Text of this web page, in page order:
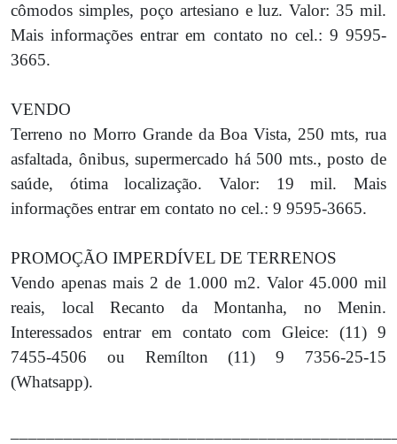
cômodos simples, poço artesiano e luz. Valor: 35 mil.
Mais informações entrar em contato no cel.: 9 9595-
3665.
VENDO
Terreno no Morro Grande da Boa Vista, 250 mts, rua
asfaltada, ônibus, supermercado há 500 mts., posto de
saúde, ótima localização. Valor: 19 mil. Mais
informações entrar em contato no cel.: 9 9595-3665.
PROMOÇÃO IMPERDÍVEL DE TERRENOS
Vendo apenas mais 2 de 1.000 m2. Valor 45.000 mil
reais, local Recanto da Montanha, no Menin.
Interessados entrar em contato com Gleice: (11) 9
7455-4506 ou Remílton (11) 9 7356-25-15
(Whatsapp).